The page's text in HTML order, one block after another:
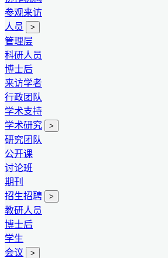
参观来访
人员
>
管理层
科研人员
博士后
来访学者
行政团队
学术支持
学术研究
>
研究团队
公开课
讨论班
期刊
招生招聘
>
教研人员
博士后
学生
会议
>